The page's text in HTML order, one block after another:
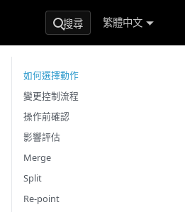
搜尋 繁體中文
如何選擇動作
變更控制流程
操作前確認
影響評估
Merge
Split
Re-point